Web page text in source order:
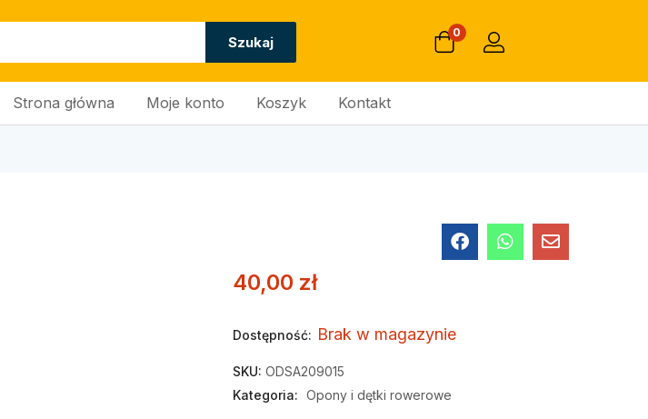
Szukaj
0
Strona główna Moje konto Koszyk Kontakt
40,00 zł
Dostępność: Brak w magazynie
SKU: ODSA209015
Kategoria: Opony i dętki rowerowe